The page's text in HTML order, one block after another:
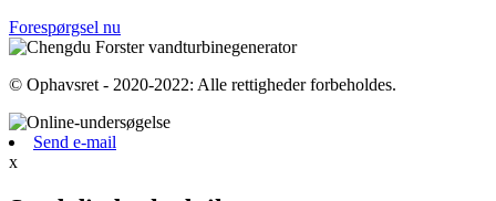
Forespørgsel nu
© Ophavsret - 2020-2022: Alle rettigheder forbeholdes.
Send e-mail
x